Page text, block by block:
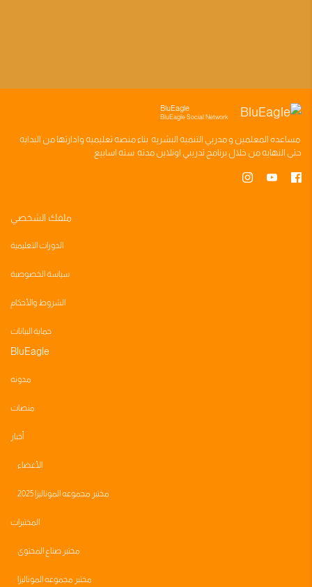
BluEagle
BluEagle Social Network
مساعده المعلمين ومدربي التنميه البشريه بناءمنصه تعليميه وادارتها من البدايه
حتى النهايه من خلال برنامج تدريبي اونلاين مدته سته اسابيع
ملفك الشخصي
الدورات التعليمية
سياسة الخصوصية
الشروط والأحكام
حماية البيانات
BluEagle
مدونه
منصات
أخبار
الأعضاء
مختبر مجموعه الموناليزا 2025
المختبرات
مختبر صناع المحتوى
مختبر مجموعه الموناليزا